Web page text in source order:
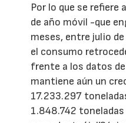
Por lo que se refiere
de año móvil -que
meses, entre julio
el consumo
frente a los datos
mantiene aún un
17.233.297
1.848.742 toneladas